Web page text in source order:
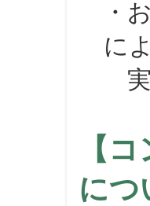
・お
に
実
【
に